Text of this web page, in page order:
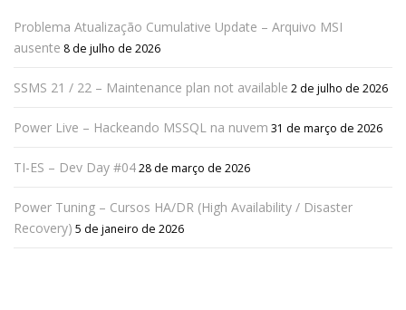
Problema Atualização Cumulative Update – Arquivo MSI
ausente 8 de julho de 2026
SSMS 21 / 22 – Maintenance plan not available 2 de julho de 2026
Power Live – Hackeando MSSQL na nuvem 31 de março de 2026
TI-ES – Dev Day #0428 de março de 2026
Power Tuning – Cursos HA/DR (High Availability / Disaster
Recovery) 5 de janeiro de 2026